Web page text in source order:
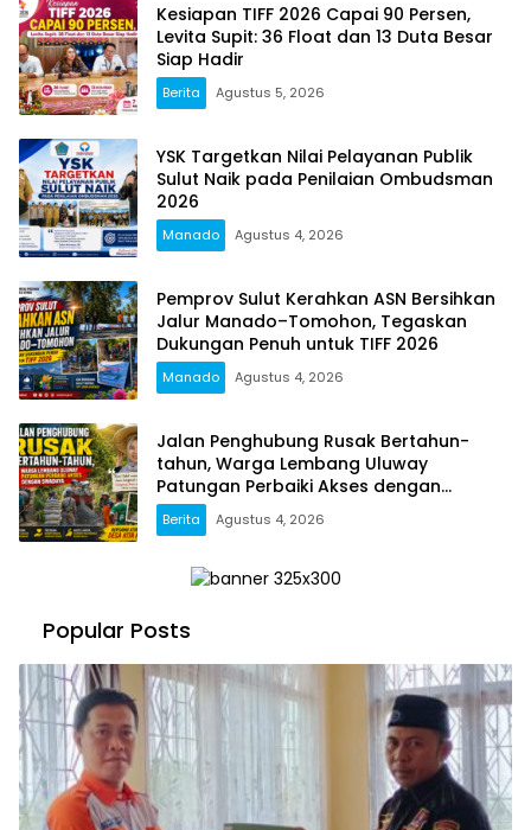
Kesiapan TIFF 2026 Capai 90 Persen,
Levita Supit: 36 Float dan 13 Duta Besar
Siap Hadir
Berita Agustus 5, 2026
YSK Targetkan Nilai Pelayanan Publik
Sulut Naik pada Penilaian Ombudsman
2026
Manado Agustus 4, 2026
Pemprov Sulut Kerahkan ASN Bersihkan
Jalur Manado–Tomohon, Tegaskan
Dukungan Penuh untuk TIFF 2026
Manado Agustus 4, 2026
Jalan Penghubung Rusak Bertahun-
tahun, Warga Lembang Uluway
Patungan Perbaiki Akses dengan
Swadaya
Berita Agustus 4, 2026
Popular Posts